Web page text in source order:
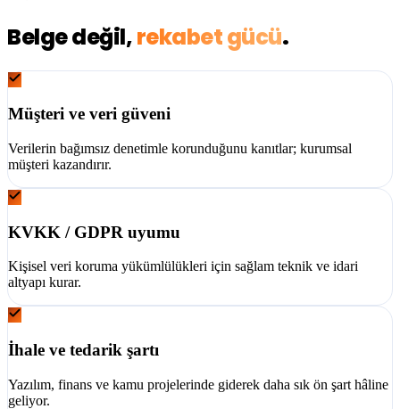
Belge değil,rekabet gücü.
Müşteri ve veri güveni
Verilerin bağımsız denetimle korunduğunu kanıtlar; kurumsal
müşteri kazandırır.
KVKK / GDPR uyumu
Kişisel veri koruma yükümlülükleri için sağlam teknik ve idari
altyapı kurar.
İhale ve tedarik şartı
Yazılım, finans ve kamu projelerinde giderek daha sık ön şart hâline
geliyor.